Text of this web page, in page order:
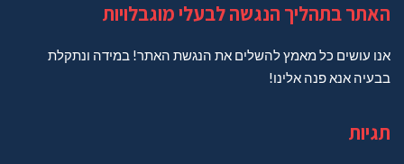
האתר בתהליך הנגשה לבעלי מוגבלויות
אנו עושים כל מאמץ להשלים את הנגשת האתר! במידה ונתקלת
בבעיה אנא פנה אלינו!
תגיות